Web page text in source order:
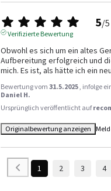
5/5
Verifizierte Bewertung
Obwohl es sich um ein altes
Aufbereitung erfolgreich und
mich. Es ist, als hätte ich ein
Bewertung vom 31.5.2025 , infolge
Daniel H.
Ursprünglich veröffentlicht auf
Originalbewertung anzeigen
1 2 3 4